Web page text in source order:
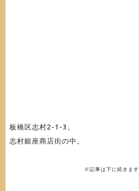
板橋区志村2-1-3。
志村銀座商店街の中。
※記事は下に続きます